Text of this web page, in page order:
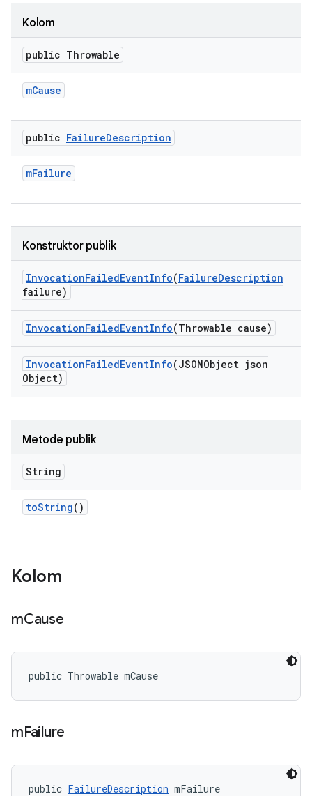
Kolom
public Throwable
mCause
public FailureDescription
mFailure
Konstruktor publik
InvocationFailedEventInfo(FailureDescription
failure)
InvocationFailedEventInfo(Throwable cause)
InvocationFailedEventInfo(JSONObject json
Object)
Metode publik
String
toString()
Kolom
mCause
public Throwable mCause
mFailure
public FailureDescription mFailure